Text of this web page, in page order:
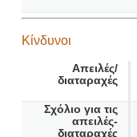
Κίνδυνοι
Απειλές/
διαταραχές
Σχόλιο για τις
απειλές-
διαταραχές